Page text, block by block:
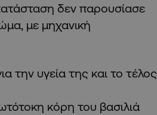
δεν παρουσίασε
με μηχανική
την υγεία της και το τέλος
κόρη του βασιλιά